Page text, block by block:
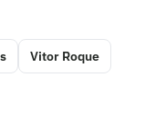
Vitor Roque